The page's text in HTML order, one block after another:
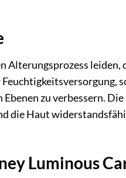
leiden,
zu verbessern.
die Haut
Luminous